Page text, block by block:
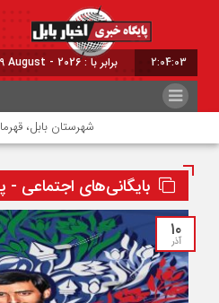
2:04:04 برابر با : Sunday - 9 August - 2026
شهرستان بابل، قهرمان
بایگانی‌های اجتماعی -
۱۰
آذر